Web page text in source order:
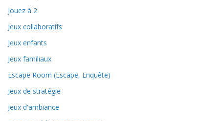
Jouez à 2
Jeux collaboratifs
Jeux enfants
Jeux familiaux
Escape Room (Escape, Enquête)
Jeux de stratégie
Jeux d'ambiance